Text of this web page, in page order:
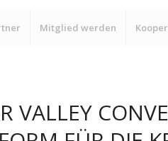
Mitglied werden
VALLEY